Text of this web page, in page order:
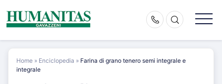
content
Home » Enciclopedia » Farina di grano tenero semi integrale e
integrale